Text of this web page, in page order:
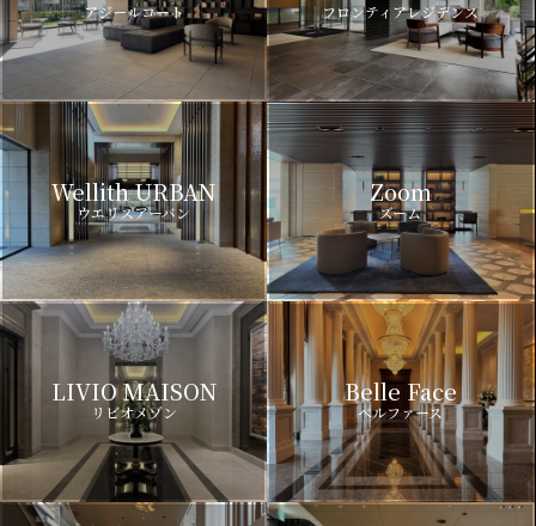
アジールコート フロンティアレジデンス
Wellith URBAN
ウエリスアーバン
Zoom
ズーム
LIVIO MAISON
リビオメゾン
Belle Face
ベルファース